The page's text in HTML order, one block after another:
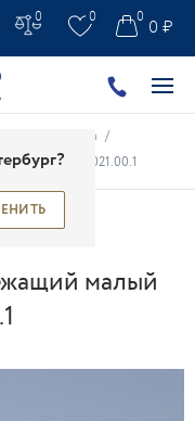
0 0 0 ₽
0
скульптура /
арт. 82.01021.00.1
малый